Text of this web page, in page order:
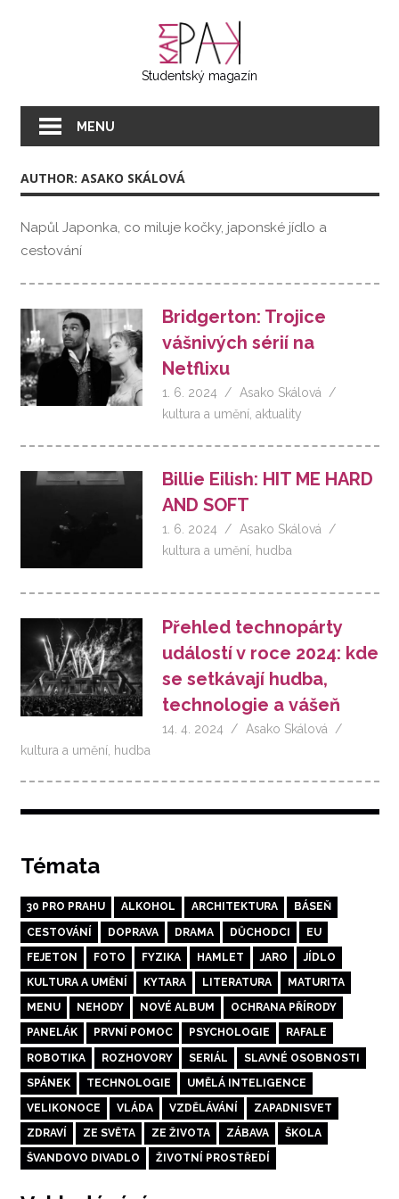
Studentský magazín
MENU
AUTHOR: ASAKO SKÁLOVÁ
Napůl Japonka, co miluje kočky, japonské jídlo a
cestování
Bridgerton: Trojice
vášnivých sérií na
Netflixu
1. 6. 2024
Asako Skálová
kultura a umění ,aktuality
Billie Eilish: HIT ME HARD
AND SOFT
1. 6. 2024
Asako Skálová
kultura a umění hudba
Přehled technopárty
událostí v roce 2024: kde
se setkávají hudba,
technologie a vášeň
14. 4. 2024
Asako Skálová
kultura a umění, hudba
Témata
30 PRO PRAHU ALKOHOL ARCHITEKTURA BÁSEŇ
CESTOVÁNÍ DOPRAVA DRAMA DŮCHODCI EU
FEJETON FOTO FYZIKA HAMLET JARO JÍDLO
KULTURA A UMĚNÍ KYTARA LITERATURA MATURITA
MENU NEHODY NOVÉ ALBUM OCHRANA PŘÍRODY
PANELÁK PRVNÍ POMOC PSYCHOLOGIE RAFALE
ROBOTIKA ROZHOVORY SERIÁL SLAVNÉ OSOBNOSTI
SPÁNEK TECHNOLOGIE UMĚLÁ INTELIGENCE
VELIKONOCE VLÁDA VZDĚLÁVÁNÍ ZAPADNISVET
ZDRAVÍ ZE SVĚTA ZE ŽIVOTA ZÁBAVA ŠKOLA
ŠVANDOVO DIVADLO ŽIVOTNÍ PROSTŘEDÍ